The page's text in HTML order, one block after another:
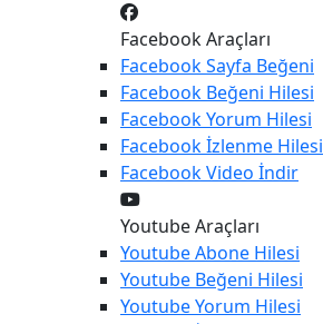
Facebook Araçları
FacebookSayfa Beğeni
Facebook Beğeni Hilesi
FacebookYorum Hilesi
Facebookİzlenme Hilesi
FacebookVideo İndir
Youtube Araçları
YoutubeAbone Hilesi
Youtube Beğeni Hilesi
YoutubeYorum Hilesi